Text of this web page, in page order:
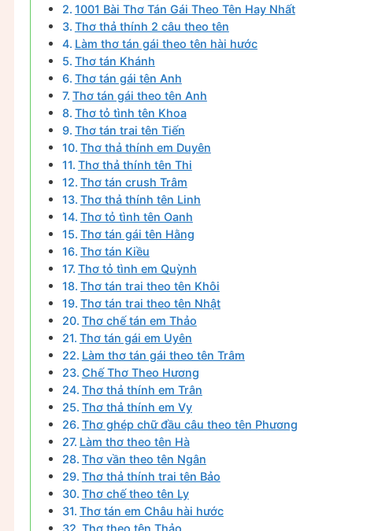
1001 Bài Thơ Tán Gái Theo Tên Hay Nhất
Thơ thả thính 2 câu theo tên
Làm thơ tán gái theo tên hài hước
Thơ tán Khánh
Thơ tán gái tên Anh
Thơ tán gái theo tên Anh
Thơ tỏ tình tên Khoa
Thơ tán trai tên Tiến
Thơ thả thính em Duyên
Thơ thả thính tên Thi
Thơ tán crush Trâm
Thơ thả thính tên Linh
Thơ tỏ tình tên Oanh
Thơ tán gái tên Hằng
Thơ tán Kiều
Thơ tỏ tình em Quỳnh
Thơ tán trai theo tên Khôi
Thơ tán trai theo tên Nhật
Thơ chế tán em Thảo
Thơ tán gái em Uyên
Làm thơ tán gái theo tên Trâm
Chế Thơ Theo Hương
Thơ thả thính em Trân
Thơ thả thính em Vy
Thơ ghép chữ đầu câu theo tên Phương
Làm thơ theo tên Hà
Thơ vần theo tên Ngân
Thơ thả thính trai tên Bảo
Thơ chế theo tên Ly
Thơ tán em Châu hài hước
Thơ theo tên Thảo